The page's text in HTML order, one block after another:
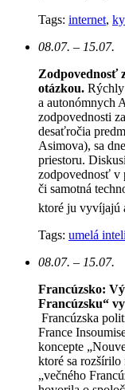
Tags: internet,
08.07. – 15.07.
Zodpovednosť
otázkou. Rýchly
a autonómnych
zodpovednosti
desaťročia
Asimova), sa
priestoru.
zodpovednosť v
či samotná
ktoré ju vyvíjajú
Tags: umelá
08.07. – 15.07.
Francúzsko:
Francúzsku“
Francúzska
France
koncepte
ktoré sa
„večného